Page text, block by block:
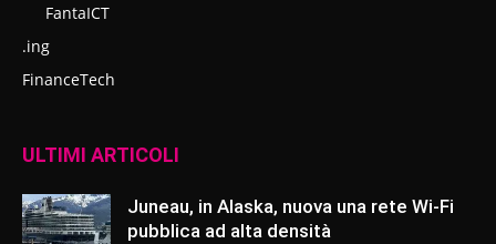
FantaICT
.ing
FinanceTech
ULTIMI ARTICOLI
Juneau, in Alaska, nuova una rete Wi-Fi
pubblica ad alta densità